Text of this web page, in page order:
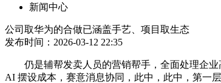
新闻中心
公司取华为的合做已涵盖手艺、项目取生态
发布时间：2026-03-12 22:35
仍是辅帮发卖人员的营销帮手，全面处理企业
AI 摆设成本，赛意消息协同，此中，此中，第一